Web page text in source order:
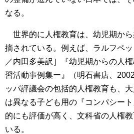
なる。
世界的に人権教育は、幼児期か
摘されている。例えば、ラルフペ
／内田多美訳］『幼児期からの人
習活動事例集ー』（明石書店、
ッパ評議会の包括的人権教育も、
は異なる子ども用の『コンパシー
的にも評価が高く、文科省の人権
いる。